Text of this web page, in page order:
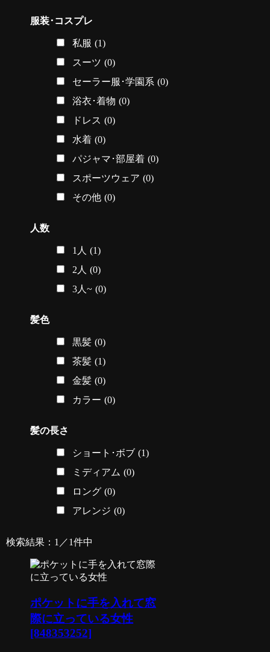
服装･コスプレ
私服 (1)
スーツ (0)
セーラー服･学園系 (0)
浴衣･着物 (0)
ドレス (0)
水着 (0)
パジャマ･部屋着 (0)
スポーツウェア (0)
その他 (0)
人数
1人 (1)
2人 (0)
3人~ (0)
髪色
黒髪 (0)
茶髪 (1)
金髪 (0)
カラー (0)
髪の長さ
ショート･ボブ (1)
ミディアム (0)
ロング (0)
アレンジ (0)
検索結果：1／1件中
ポケットに手を入れて窓
際に立っている女性
[848353252]